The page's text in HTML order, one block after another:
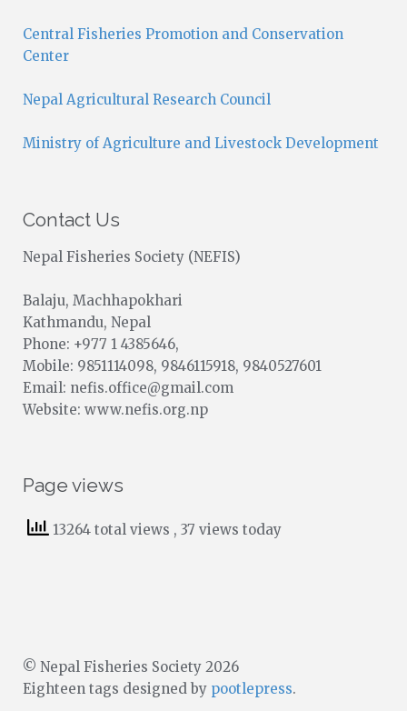
Central Fisheries Promotion and Conservation
Center
Nepal Agricultural Research Council
Ministry of Agriculture and Livestock Development
Contact Us
Nepal Fisheries Society (NEFIS)
Balaju, Machhapokhari
Kathmandu, Nepal
Phone: +977 1 4385646,
Mobile: 9851114098, 9846115918, 9840527601
Email: nefis.office@gmail.com
Website: www.nefis.org.np
Page views
13264 total views , 37 views today
© Nepal Fisheries Society 2026
Eighteen tags designed by pootlepress.